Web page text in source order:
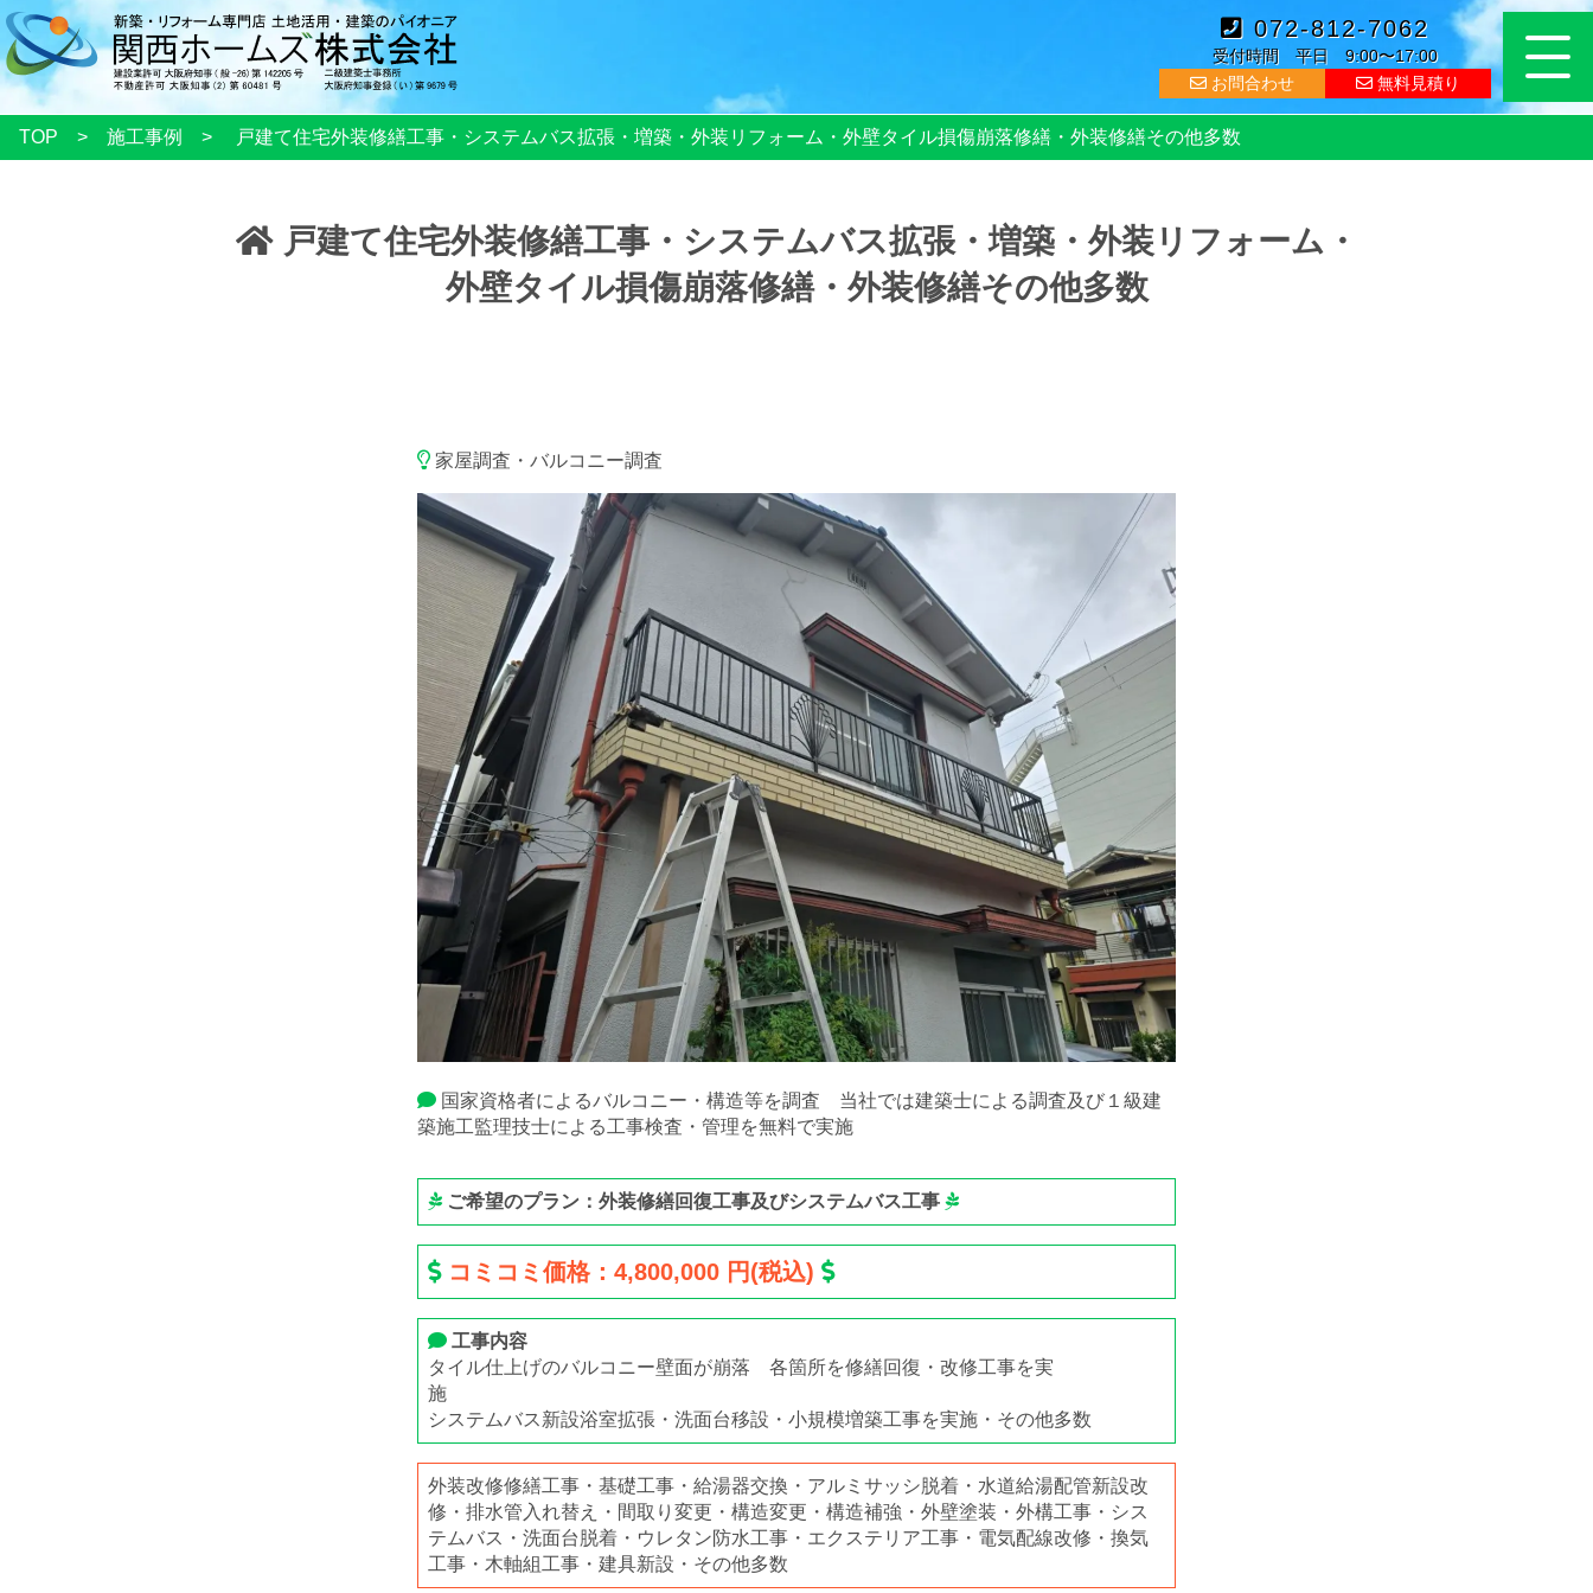
072-812-7062
受付時間 平日 9:00〜17:00
お問合わせ
無料見積り
TOP 施工事例 戸建て住宅外装修繕工事・システムバス拡張・増築・外装リフォーム・外壁タイル損傷崩落修繕・外装修繕その他多数
戸建て住宅外装修繕工事・システムバス拡張・増築・外装リフォーム・
外壁タイル損傷崩落修繕・外装修繕その他多数
家屋調査・バルコニー調査
国家資格者によるバルコニー・構造等を調査 当社では建築士による調査及び１級建
築施工監理技士による工事検査・管理を無料で実施
ご希望のプラン：外装修繕回復工事及びシステムバス工事
コミコミ価格：4,800,000 円(税込)
工事内容
タイル仕上げのバルコニー壁面が崩落 各箇所を修繕回復・改修工事を実
施
システムバス新設浴室拡張・洗面台移設・小規模増築工事を実施・その他多数
外装改修修繕工事・基礎工事・給湯器交換・アルミサッシ脱着・水道給湯配管新設改
修・排水管入れ替え・間取り変更・構造変更・構造補強・外壁塗装・外構工事・シス
テムバス・洗面台脱着・ウレタン防水工事・エクステリア工事・電気配線改修・換気
工事・木軸組工事・建具新設・その他多数